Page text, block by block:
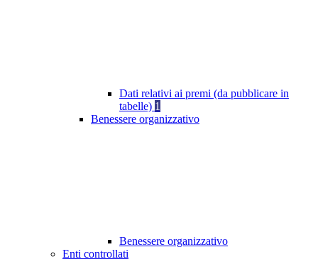
Dati relativi ai premi (da pubblicare in
tabelle) 1
Benessere organizzativo
Benessere organizzativo
Enti controllati